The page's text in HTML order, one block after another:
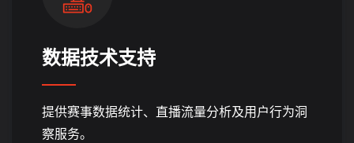
数据技术支持
提供赛事数据统计、直播流量分析及用户行为洞
察服务。